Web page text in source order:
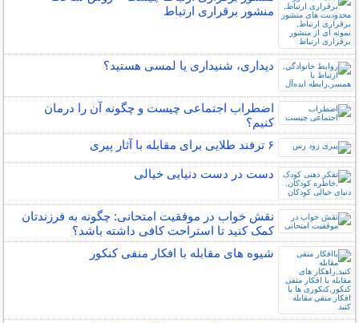
منشور برقراری ارتباط
دیداری، شنیداری یا لمسی هستید؟
اضطراب اجتماعی چیست و چگونه آن را درمان
کنیم؟
۶ ترفند طلایی برای مقابله با آثار پیری
دست در دست دنیایی خیالی
نقش خواب در موفقیت امتحانی: چگونه به فرزندتان
کمک کنید تا استراحت کافی داشته باشد؟
شیوه های مقابله با افکار منفی کنکور